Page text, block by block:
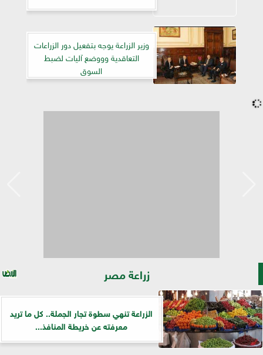
وزير الزراعة يوجه بتفعيل دور الزراعات
التعاقدية وووضع آليات لضبط
السوق
زراعة مصر
الزراعة تنهي سطوة تجار الجملة.. كل ما تريد
معرفته عن خريطة المنافذ...